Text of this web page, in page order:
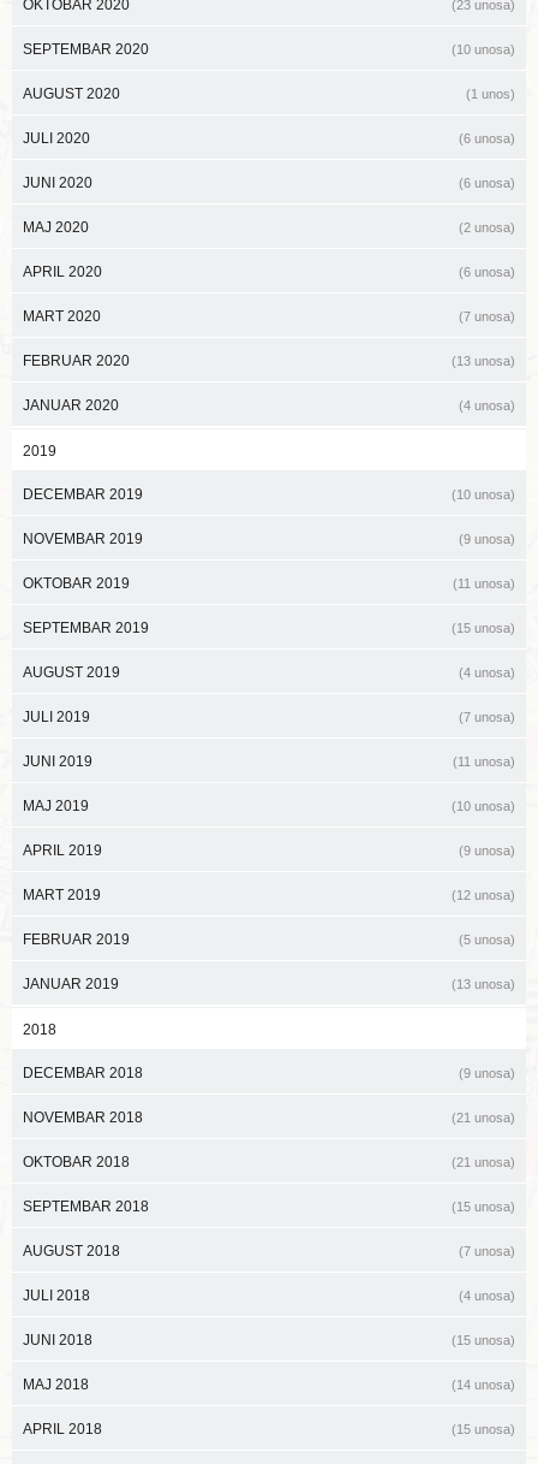
OKTOBAR 2020 (23 unosa)
SEPTEMBAR 2020 (10 unosa)
AUGUST 2020 (1 unos)
JULI 2020 (6 unosa)
JUNI 2020 (6 unosa)
MAJ 2020 (2 unosa)
APRIL 2020 (6 unosa)
MART 2020 (7 unosa)
FEBRUAR 2020 (13 unosa)
JANUAR 2020 (4 unosa)
2019
DECEMBAR 2019 (10 unosa)
NOVEMBAR 2019 (9 unosa)
OKTOBAR 2019 (11 unosa)
SEPTEMBAR 2019 (15 unosa)
AUGUST 2019 (4 unosa)
JULI 2019 (7 unosa)
JUNI 2019 (11 unosa)
MAJ 2019 (10 unosa)
APRIL 2019 (9 unosa)
MART 2019 (12 unosa)
FEBRUAR 2019 (5 unosa)
JANUAR 2019 (13 unosa)
2018
DECEMBAR 2018 (9 unosa)
NOVEMBAR 2018 (21 unosa)
OKTOBAR 2018 (21 unosa)
SEPTEMBAR 2018 (15 unosa)
AUGUST 2018 (7 unosa)
JULI 2018 (4 unosa)
JUNI 2018 (15 unosa)
MAJ 2018 (14 unosa)
APRIL 2018 (15 unosa)